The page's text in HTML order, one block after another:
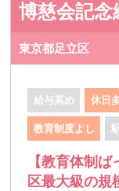
博慈会記念
東京都足立区
給与高め 休日
教育制度よし
【教育体制
区最大級の規